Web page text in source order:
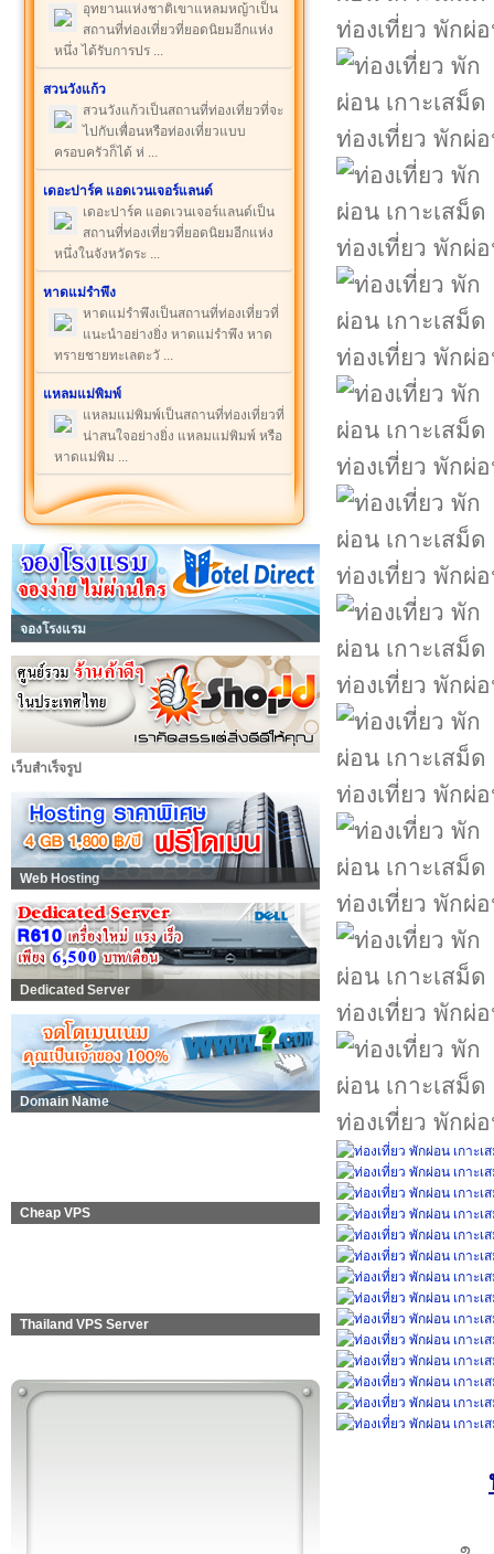
อุทยานแห่งชาติเขาแหลมหญ้าเป็น
สถานที่ท่องเที่ยวที่ยอดนิยมอีกแห่ง
หนึ่ง ได้รับการปร ...
สวนวังแก้ว
สวนวังแก้วเป็นสถานที่ท่องเที่ยวที่จะ
ไปกับเพื่อนหรือท่องเที่ยวแบบ
ครอบครัวก็ได้ ห่ ...
เดอะปาร์ค แอดเวนเจอร์แลนด์
เดอะปาร์ค แอดเวนเจอร์แลนด์เป็น
สถานที่ท่องเที่ยวที่ยอดนิยมอีกแห่ง
หนึ่งในจังหวัดระ ...
หาดแม่รำพึง
หาดแม่รำพึงเป็นสถานที่ท่องเที่ยวที่
แนะนำอย่างยิ่ง หาดแม่รำพึง หาด
ทรายชายทะเลตะวั ...
แหลมแม่พิมพ์
แหลมแม่พิมพ์เป็นสถานที่ท่องเที่ยวที่
น่าสนใจอย่างยิ่ง แหลมแม่พิมพ์ หรือ
หาดแม่พิม ...
จองโรงแรม
เว็บสำเร็จรูป
Web Hosting
Dedicated Server
Domain Name
Cheap VPS
Thailand VPS Server
ท่องเที่ยว พักผ่
ท่องเที่ยว พักผ่
ท่องเที่ยว พักผ่
ท่องเที่ยว พักผ่
ท่องเที่ยว พักผ่
ท่องเที่ยว พักผ่
ท่องเที่ยว พักผ่
ท่องเที่ยว พักผ่
ท่องเที่ยว พักผ่
ท่องเที่ยว พักผ่
ท่องเที่ยว พักผ่